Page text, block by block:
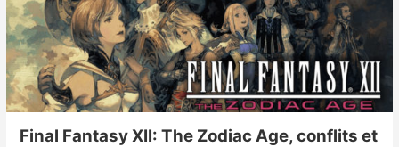
Final Fantasy XII: The Zodiac Age, conflits et